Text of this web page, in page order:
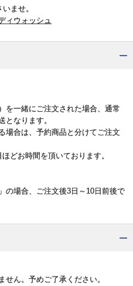
ませ。
ウォッシュ
を一緒にご注文された場合、通常
となります。
合は、予約商品と分けてご注文
どお時間を頂いております。
の場合、ご注文後3日～10日前後で
せん。予めご了承ください。